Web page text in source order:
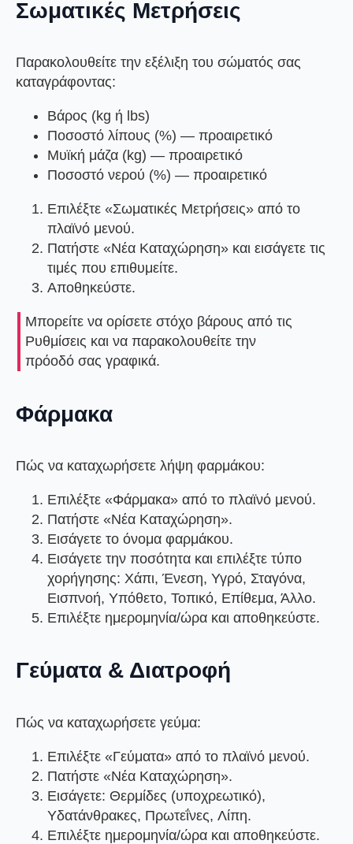
Σωματικές Μετρήσεις
Παρακολουθείτε την εξέλιξη του σώματός σας
καταγράφοντας:
Βάρος (kg ή lbs)
Ποσοστό λίπους (%) — προαιρετικό
Μυϊκή μάζα (kg) — προαιρετικό
Ποσοστό νερού (%) — προαιρετικό
Επιλέξτε «Σωματικές Μετρήσεις» από το
πλαϊνό μενού.
Πατήστε «Νέα Καταχώρηση» και εισάγετε τις
τιμές που επιθυμείτε.
Αποθηκεύστε.
Μπορείτε να ορίσετε στόχο βάρους από τις
Ρυθμίσεις και να παρακολουθείτε την
πρόοδό σας γραφικά.
Φάρμακα
Πώς να καταχωρήσετε λήψη φαρμάκου:
Επιλέξτε «Φάρμακα» από το πλαϊνό μενού.
Πατήστε «Νέα Καταχώρηση».
Εισάγετε το όνομα φαρμάκου.
Εισάγετε την ποσότητα και επιλέξτε τύπο
χορήγησης: Χάπι, Ένεση, Υγρό, Σταγόνα,
Εισπνοή, Υπόθετο, Τοπικό, Επίθεμα, Άλλο.
Επιλέξτε ημερομηνία/ώρα και αποθηκεύστε.
Γεύματα & Διατροφή
Πώς να καταχωρήσετε γεύμα:
Επιλέξτε «Γεύματα» από το πλαϊνό μενού.
Πατήστε «Νέα Καταχώρηση».
Εισάγετε: Θερμίδες (υποχρεωτικό),
Υδατάνθρακες, Πρωτεΐνες, Λίπη.
Επιλέξτε ημερομηνία/ώρα και αποθηκεύστε.